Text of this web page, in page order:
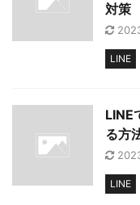
対策
LINE
LINE
る方
LINE